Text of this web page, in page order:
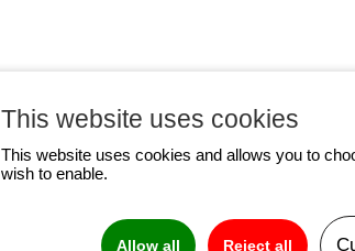
This website uses cookies
This website uses cookies and allows you to
wish to enable.
Allow all Reject all